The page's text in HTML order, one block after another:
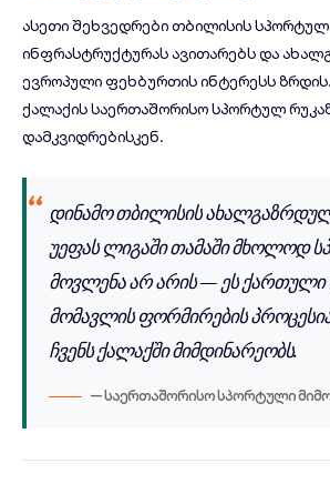
ასეთი შეხვედრებითბილისის სპორტულ
ინფრასტრუქტურასავითარებს და
ევროპული ფეხბურთის ინტერესს ზრდის.
ქალაქის საერთაშორისო სპორტულ
დამკვიდრებისკენ.
დინამო თბილისის
უეფას ლიგაში თამაში მხოლოდ
მოვლენა არ არის — ეს ქართული
მომავლის ფორმირების
ჩვენს ქალაქში მიმდინარეობს.
— საერთაშორისო სპორტული